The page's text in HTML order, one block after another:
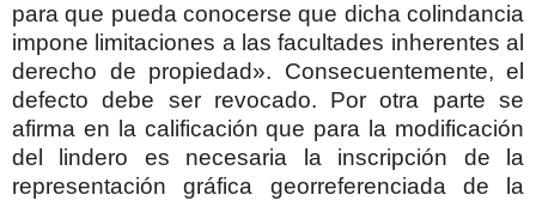
para que pueda conocerse que dicha colindancia
impone limitaciones a las facultades inherentes al
derecho de propiedad». Consecuentemente, el
defecto debe ser revocado. Por otra parte se
afirma en la calificación que para la modificación
del lindero es necesaria la inscripción de la
representación gráfica georreferenciada de la